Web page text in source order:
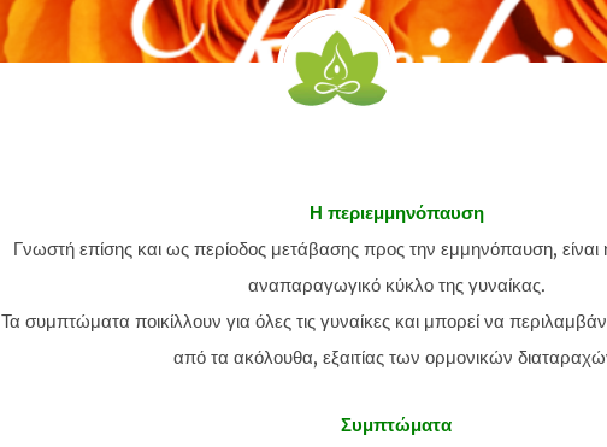
Η περιεμμηνόπαυση
Γνωστή επίσης και ως περίοδος μετάβασης προς την εμμηνόπαυση,
αναπαραγωγικό κύκλο της γυναίκας.
Τα συμπτώματα ποικίλλουν για όλες τις γυναίκες και μπορεί να
από τα ακόλουθα, εξαιτίας των ορμονικών
Συμπτώματα